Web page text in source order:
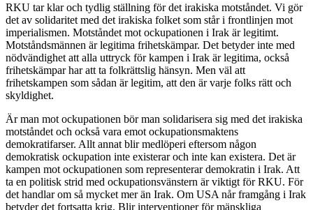
RKU tar klar och tydlig ställning för det irakiska motståndet. Vi gör
det av solidaritet med det irakiska folket som står i frontlinjen mot
imperialismen. Motståndet mot ockupationen i Irak är legitimt.
Motståndsmännen är legitima frihetskämpar. Det betyder inte med
nödvändighet att alla uttryck för kampen i Irak är legitima, också
frihetskämpar har att ta folkrättslig hänsyn. Men väl att
frihetskampen som sådan är legitim, att den är varje folks rätt och
skyldighet.
Är man mot ockupationen bör man solidarisera sig med det irakiska
motståndet och också vara emot ockupationsmaktens
demokratifarser. Allt annat blir medlöperi eftersom någon
demokratisk ockupation inte existerar och inte kan existera. Det är
kampen mot ockupationen som representerar demokratin i Irak. Att
ta en politisk strid med ockupationsvänstern är viktigt för RKU. För
det handlar om så mycket mer än Irak. Om USA når framgång i Irak
betyder det fortsatta krig. Blir interventioner för mänskliga